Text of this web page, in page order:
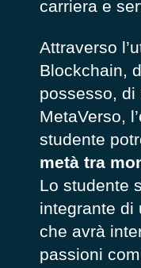
carriera e
Attraverso
Blockchain,
possesso, di
MetaVerso,
studente
metà tra
Lo studente
integrante di
che avrà
passioni